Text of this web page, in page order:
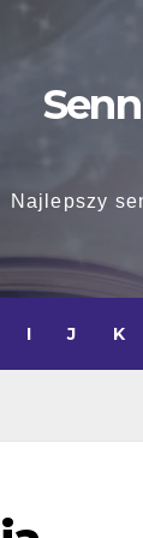
Najlepszy
I J K